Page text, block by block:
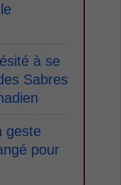
à se
Sabres
geste
pour